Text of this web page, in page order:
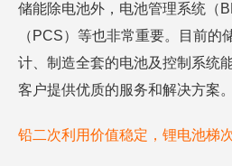
储能除电池外，电池管理系统（
（PCS）等也非常重要。目前的
计、制造全套的电池及控制系统
客户提供优质的服务和解决方案。
铅二次利用价值稳定，锂电池梯